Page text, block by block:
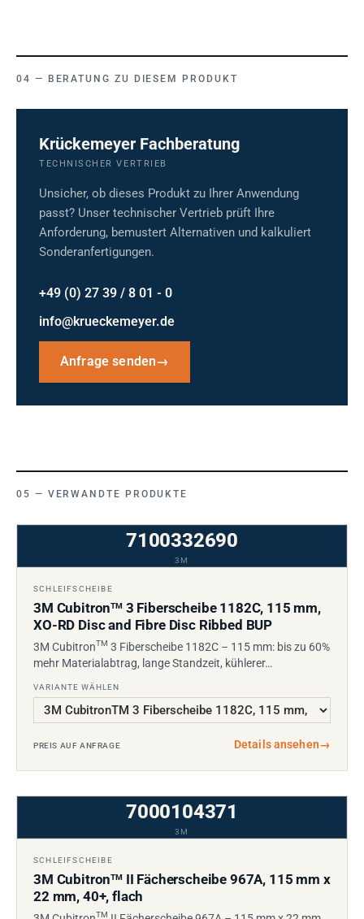
BERATUNG ZU DIESEM PRODUKT
Krückemeyer Fachberatung
TECHNISCHER VERTRIEB
Unsicher, ob dieses Produkt zu Ihrer Anwendung
passt? Unser technischer Vertrieb prüft Ihre
Anforderung, bemustert Alternativen und kalkuliert
Sonderanfertigungen.
+49 (0) 27 39 / 8 01 - 0
info@krueckemeyer.de
Anfrage senden→
VERWANDTE PRODUKTE
7100332690
3M
SCHLEIFSCHEIBE
3M CubitronTM3 Fiberscheibe 1182C, 115 mm,
XO-RD Disc and Fibre Disc Ribbed BUP
3M CubitronTM 3 Fiberscheibe 1182C – 115 mm: bis zu 60%
mehr Materialabtrag, lange Standzeit, kühlerer…
VARIANTE WÄHLEN
PREIS AUF ANFRAGE Details ansehen→
7000104371
3M
SCHLEIFSCHEIBE
3M CubitronTMII Fächerscheibe 967A, 115 mm x
22 mm, 40+, flach
TM